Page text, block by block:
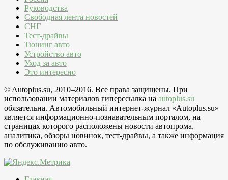
Руководства
Свободная лента новостей
СНГ
Тест-драйвы
Тюнинг авто
Устройство авто
Уход за авто
Это интересно
© Autoplus.su, 2010–2016. Все права защищены. При
использовании материалов гиперссылка на autoplus.su
обязательна. Автомобильный интернет-журнал «Autoplus.su»
является информационно-познавательным порталом, на
страницах которого расположены новости автопрома,
аналитика, обзоры новинок, тест-драйвы, а также информация
по обслуживанию авто.